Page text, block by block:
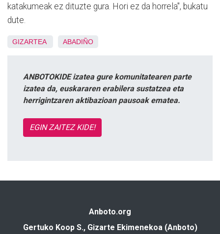
katakumeak ez dituzte gura. Hori ez da horrela", bukatu
dute.
GIZARTEA ABADIÑO
ANBOTOKIDE izatea gure komunitatearen parte
izatea da, euskararen erabilera sustatzea eta
herrigintzaren aktibazioan pausoak ematea.
EGIN ZAITEZ KIDE!
Anboto.org
Gertuko Koop S., Gizarte Ekimenekoa (Anboto)